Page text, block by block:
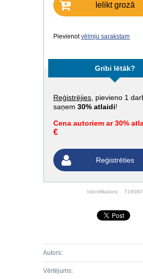
Ielikt grozā
Pievienotvēlmju sarakstam
Gribi lētāk?
Reģistrējies , pievieno 1
saņem 30% atlaidi!
Cena autoriem ar 30%
€
Reģistrēties
Identifikators: 719080
Autors:
Vērtējums: